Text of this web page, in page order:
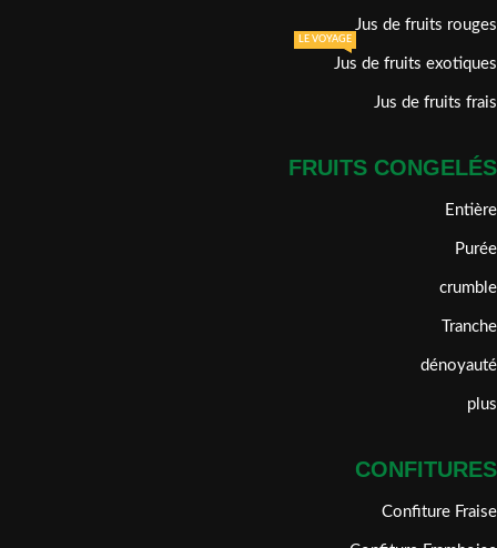
Jus de fruits rouges
Jus de fruits exotiques
LE VOYAGE
Jus de fruits frais
FRUITS CONGELÉS
Entière
Purée
crumble
Tranche
dénoyauté
plus
CONFITURES
Confiture Fraise